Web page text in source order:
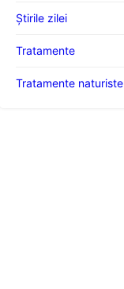
Știrile zilei
Tratamente
Tratamente naturiste